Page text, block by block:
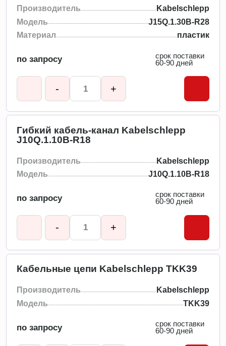
Производитель
Kabelschlepp
Модель
J15Q.1.30B-R28
Материал
пластик
по запросу
срок поставки
60-90 дней
- +
Гибкий кабель-канал Kabelschlepp
J10Q.1.10B-R18
Производитель
Kabelschlepp
Модель
J10Q.1.10B-R18
по запросу
срок поставки
60-90 дней
- +
Кабельные цепи Kabelschlepp TKK39
Производитель
Kabelschlepp
Модель
TKK39
по запросу
срок поставки
60-90 дней